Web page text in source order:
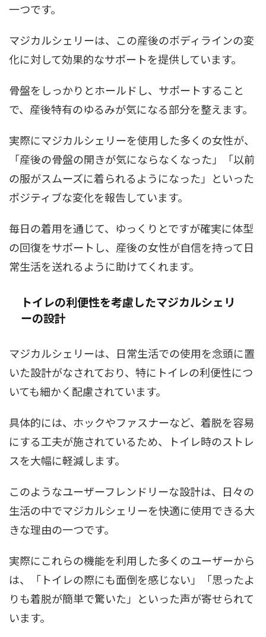
一つです。
マジカルシェリーは、この産後のボディラインの変
化に対して効果的なサポートを提供しています。
骨盤をしっかりとホールドし、サポートすること
で、産後特有のゆるみが気になる部分を整えます。
実際にマジカルシェリーを使用した多くの女性が、
「産後の骨盤の開きが気にならなくなった」「以前
の服がスムーズに着られるようになった」といった
ポジティブな変化を報告しています。
毎日の着用を通じて、ゆっくりとですが確実に体型
の回復をサポートし、産後の女性が自信を持って日
常生活を送れるように助けてくれます。
トイレの利便性を考慮したマジカルシェリ
ーの設計
マジカルシェリーは、日常生活での使用を念頭に置
いた設計がなされており、特にトイレの利便性につ
いても細かく配慮されています。
具体的には、ホックやファスナーなど、着脱を容易
にする工夫が施されているため、トイレ時のストレ
スを大幅に軽減します。
このようなユーザーフレンドリーな設計は、日々の
生活の中でマジカルシェリーを快適に使用できる大
きな理由の一つです。
実際にこれらの機能を利用した多くのユーザーから
は、「トイレの際にも面倒を感じない」「思ったよ
りも着脱が簡単で驚いた」といった声が寄せられて
います。